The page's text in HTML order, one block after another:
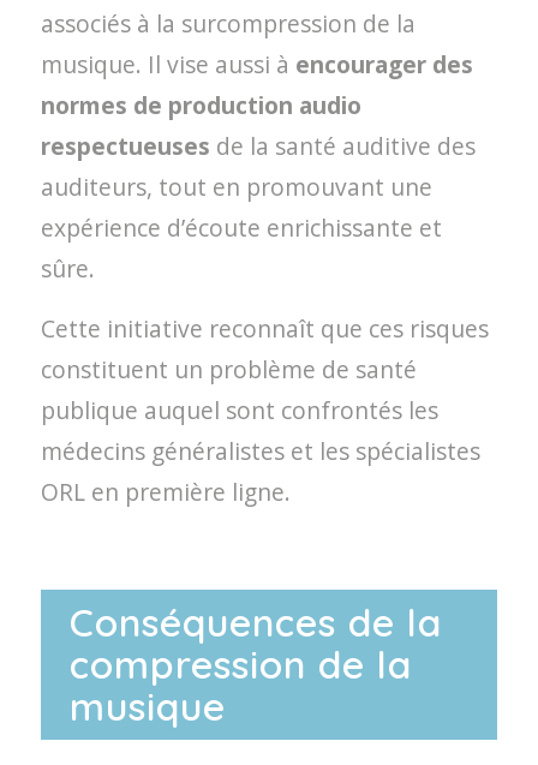
associés à la surcompression de la
musique. Il vise aussi à encourager des
normes de production audio
respectueuses de la santé auditive des
auditeurs, tout en promouvant une
expérience d’écoute enrichissante et
sûre.
Cette initiative reconnaît que ces risques
constituent un problème de santé
publique auquel sont confrontés les
médecins généralistes et les spécialistes
ORL en première ligne.
Conséquences de la
compression de la
musique